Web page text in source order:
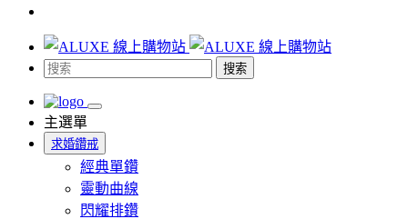
搜索
主選單
求婚鑽戒
經典單鑽
靈動曲線
閃耀排鑽